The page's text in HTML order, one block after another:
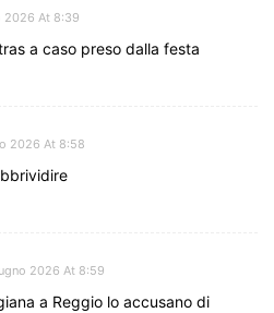
2026 At 8:39
a caso preso dalla festa
2026 At 8:58
2026 At 8:59
a Reggio lo accusano di